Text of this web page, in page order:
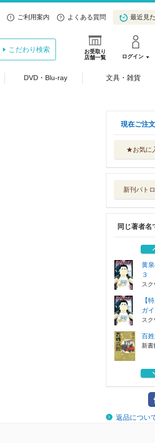
ご利用案内 よくある質問 最近見
お受取り
店舗一覧
ログイン
こだわり検索
DVD・Blu-ray 文具・雑貨
現在ご注
★お気に
新刊パト
同じ著者名
百
新書
銀
小学
百
１
新書
黄
３
スク
【
ガ
スク
百
新書
銀
小
百
１
返品につい